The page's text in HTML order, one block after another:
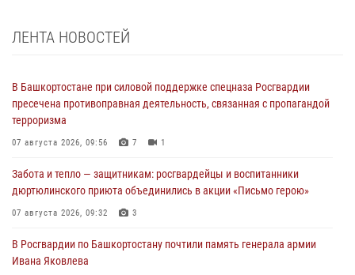
ЛЕНТА НОВОСТЕЙ
В Башкортостане при силовой поддержке спецназа Росгвардии
пресечена противоправная деятельность, связанная с пропагандой
терроризма
07 августа 2026, 09:56 7 1
Забота и тепло — защитникам: росгвардейцы и воспитанники
дюртюлинского приюта объединились в акции «Письмо герою»
07 августа 2026, 09:32 3
В Росгвардии по Башкортостану почтили память генерала армии
Ивана Яковлева